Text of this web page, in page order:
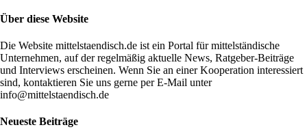
Über diese Website
Die Website mittelstaendisch.de ist ein Portal für mittelständische
Unternehmen, auf der regelmäßig aktuelle News, Ratgeber-Beiträge
und Interviews erscheinen. Wenn Sie an einer Kooperation interessiert
sind, kontaktieren Sie uns gerne per E-Mail unter
info@mittelstaendisch.de
Neueste Beiträge